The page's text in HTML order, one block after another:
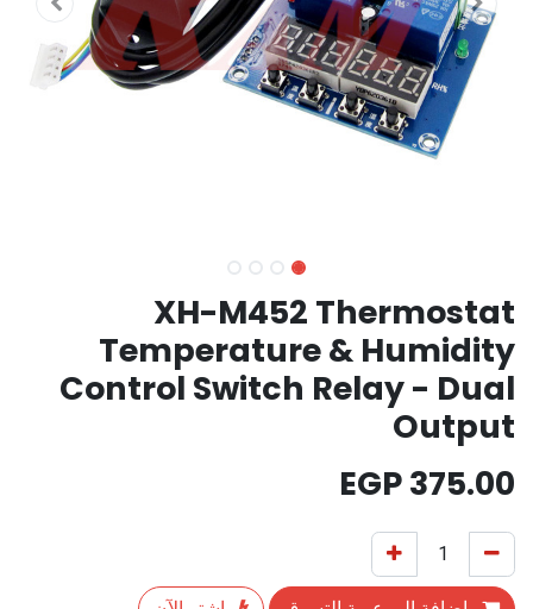
XH-M452 Thermostat
Temperature & Humidity
Control Switch Relay - Dual
Output
375.00